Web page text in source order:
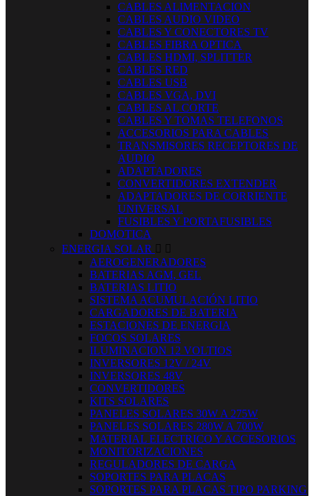
CABLES ALIMENTACION
CABLES AUDIO VIDEO
CABLES Y CONECTORES TV
CABLES FIBRA OPTICA
CABLES HDMI, SPLITTER
CABLES RED
CABLES USB
CABLES VGA, DVI
CABLES AL CORTE
CABLES Y TOMAS TELEFONOS
ACCESORIOS PARA CABLES
TRANSMISORES RECEPTORES DE
AUDIO
ADAPTADORES
CONVERTIDORES EXTENDER
ADAPTADORES DE CORRIENTE
UNIVERSAL
FUSIBLES Y PORTAFUSIBLES
DOMOTICA
ENERGIA SOLAR  
AEROGENERADORES
BATERIAS AGM, GEL
BATERIAS LITIO
SISTEMA ACUMULACIÓN LITIO
CARGADORES DE BATERIA
ESTACIONES DE ENERGIA
FOCOS SOLARES
ILUMINACION 12 VOLTIOS
INVERSORES 12V / 24V
INVERSORES 48V
CONVERTIDORES
KITS SOLARES
PANELES SOLARES 30W A 275W
PANELES SOLARES 280W A 700W
MATERIAL ELECTRICO Y ACCESORIOS
MONITORIZACIONES
REGULADORES DE CARGA
SOPORTES PARA PLACAS
SOPORTES PARA PLACAS TIPO PARKING